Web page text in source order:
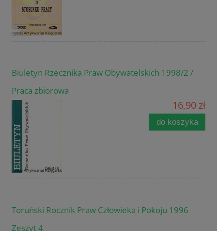
Biuletyn Rzecznika Praw Obywatelskich 1998/2 /
Praca zbiorowa
16,90 zł
do koszyka
Toruński Rocznik Praw Człowieka i Pokoju 1996
Zeszyt 4